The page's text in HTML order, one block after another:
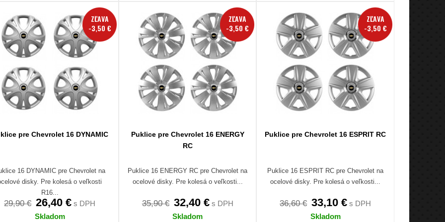
ZĽAVA
-3,50 €
pre Chevrolet 16 DYNAMIC
16 DYNAMIC pre Chevrolet na
disky. Pre kolesá o veľkosti
R16...
29,90 € 26,40 € s DPH
Skladom
ZĽAVA
-3,50 €
Puklice pre Chevrolet 16 ENERGY
RC
Puklice 16 ENERGY RC pre Chevrolet na
ocelové disky. Pre kolesá o veľkosti...
35,90 € 32,40 €s DPH
Skladom
ZĽAVA
-3,50 €
Puklice pre Chevrolet 16 ESPRIT RC
Puklice 16 ESPRIT RC pre Chevrolet na
ocelové disky. Pre kolesá o veľkosti...
36,60 € 33,10 € s DPH
Skladom